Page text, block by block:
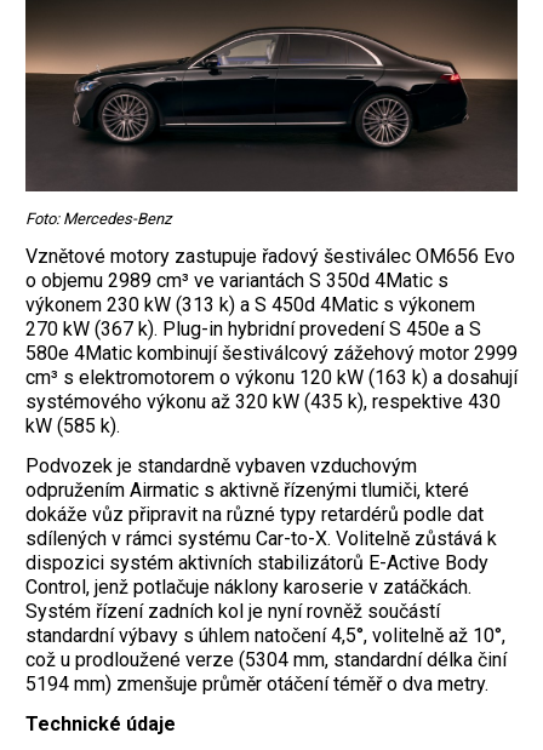
Foto: Mercedes-Benz
Vznětové motory zastupuje řadový šestiválec OM656 Evo
o objemu 2989 cm³ ve variantách S 350d 4Matic s
výkonem 230 kW (313 k) a S 450d 4Matic s výkonem
270 kW (367 k). Plug-in hybridní prove­dení S 450e a S
580e 4Matic kombinují šestiválcový zážehový motor 2999
cm³ s ­elektromotorem o výkonu 120 kW (163 k) a dosahují
systémového výkonu až 320 kW (435 k), respektive 430
kW (585 k).
Podvozek je standardně vybaven vzduchovým
odpružením Airmatic s aktivně řízenými tlumiči, které
dokáže vůz připravit na různé typy retardérů podle dat
sdílených v rámci systému Car-to-X. Volitelně zůstává k
dispozici systém aktivních stabilizátorů E-Active Body
Control, jenž potlačuje náklony karoserie v zatáčkách.
Systém ­řízení zadních kol je nyní rovněž součástí
standardní výbavy s úhlem natočení 4,5°, volitelně až 10°,
což u prodloužené verze (5304 mm, standardní délka činí
5194 mm) zmenšuje průměr otáčení téměř o dva ­metry.
Technické údaje